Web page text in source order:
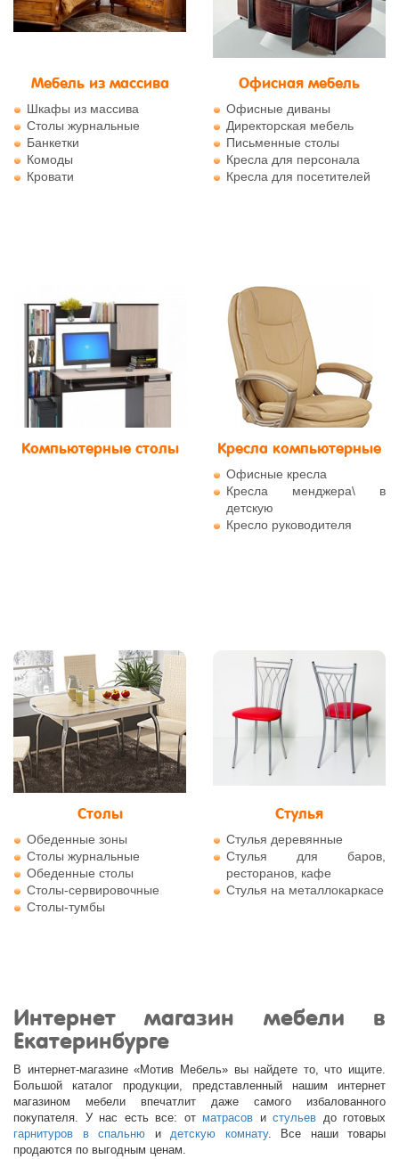
Мебель из массива
Шкафы из массива
Столы журнальные
Банкетки
Комоды
Кровати
Офисная мебель
Офисные диваны
Директорская мебель
Письменные столы
Кресла для персонала
Кресла для посетителей
Компьютерные столы Кресла компьютерные
Офисные кресла
Кресла менджера\ в
детскую
Кресло руководителя
Столы
Обеденные зоны
Столы журнальные
Обеденные столы
Столы-сервировочные
Столы-тумбы
Стулья
Стулья деревянные
Стулья для баров,
ресторанов, кафе
Стулья на металлокаркасе
Интернет магазин мебели в
Екатеринбурге
В интернет-магазине «Мотив Мебель» вы найдете то, что ищите.
Большой каталог продукции, представленный нашим интернет
магазином мебели впечатлит даже самого избалованного
покупателя. У нас есть все: от матрасов и стульев до готовых
гарнитуров в спальню и детскую комнату. Все наши товары
продаются по выгодным ценам.